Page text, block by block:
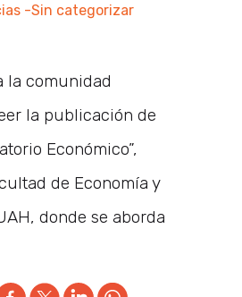
-Sin categorizar
la comunidad
la publicación de
Económico”,
de Economía y
donde se aborda